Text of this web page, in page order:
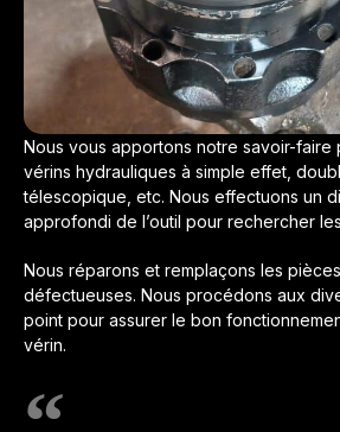
Nous vous apportons notre savoir-faire
vérins hydrauliques à simple effet,
télescopique, etc. Nous effectuons un
approfondi de l’outil pour rechercher
Nous réparons et remplaçons les
défectueuses. Nous procédons aux
point pour assurer le bon
vérin.